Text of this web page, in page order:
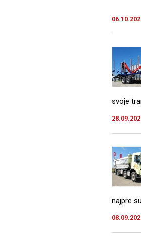
svoje
najpre